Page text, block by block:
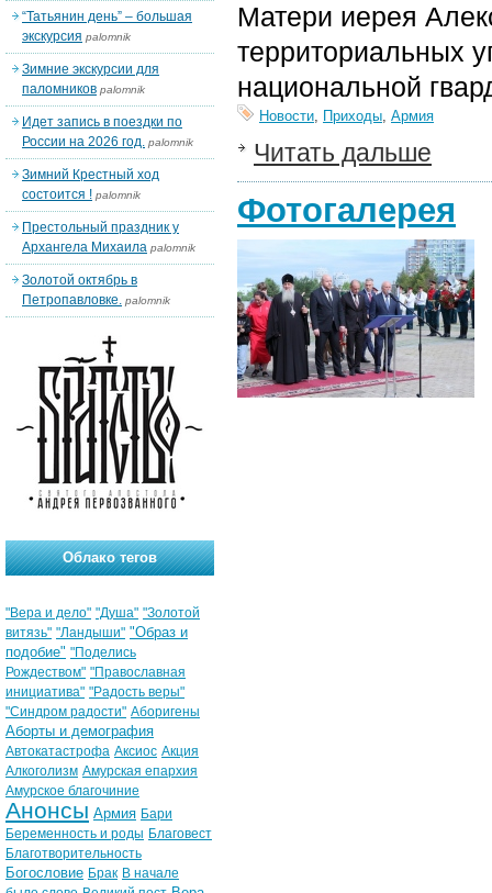
Матери иерея
территориальных
национальной
Новости, Приходы, Армия
Читать дальше
Фотогалерея
“Татьянин день” – большая
экскурсия palomnik
Зимние экскурсии для
паломников palomnik
Идет запись в поездки по
России на 2026 год. palomnik
Зимний Крестный ход
состоится ! palomnik
Престольный праздник у
Архангела Михаила palomnik
Золотой октябрь в
Петропавловке. palomnik
Облако тегов
"Вера и дело" "Душа" "Золотой
витязь" "Ландыши" "Образ и
подобие" "Поделись
Рождеством" "Православная
инициатива" "Радость веры"
"Синдром радости" Аборигены
Аборты и демография
Автокатастрофа Аксиос Акция
Алкоголизм Амурская епархия
Амурское благочиние
Анонсы Армия Бари
Беременность и роды Благовест
Благотворительность
Богословие Брак В начале